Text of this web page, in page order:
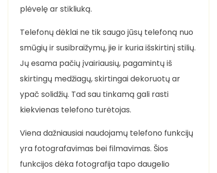
plėvelę ar stikliuką.
Telefonų dėklai ne tik saugo jūsų telefoną nuo
smūgių ir susibraižymų, jie ir kuria išskirtinį stilių.
Jų esama pačių įvairiausių, pagamintų iš
skirtingų medžiagų, skirtingai dekoruotų ar
ypač solidžių. Tad sau tinkamą gali rasti
kiekvienas telefono turėtojas.
Viena dažniausiai naudojamų telefono funkcijų
yra fotografavimas bei filmavimas. Šios
funkcijos dėka fotografija tapo daugelio